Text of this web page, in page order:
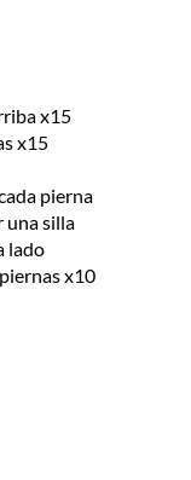
x15
x15
pierna
una silla
lado
x10